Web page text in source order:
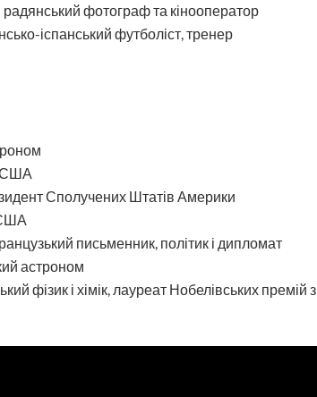
фотограф та кінооператор
іспанський футболіст, тренер
США
Сполучених Штатів Америки
письменник, політик і дипломат
астроном
фізик і хімік, лауреат Нобелівських премій з